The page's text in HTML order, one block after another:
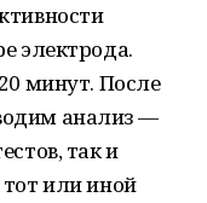
электрода.
минут. После
анализ —
так и
или иной